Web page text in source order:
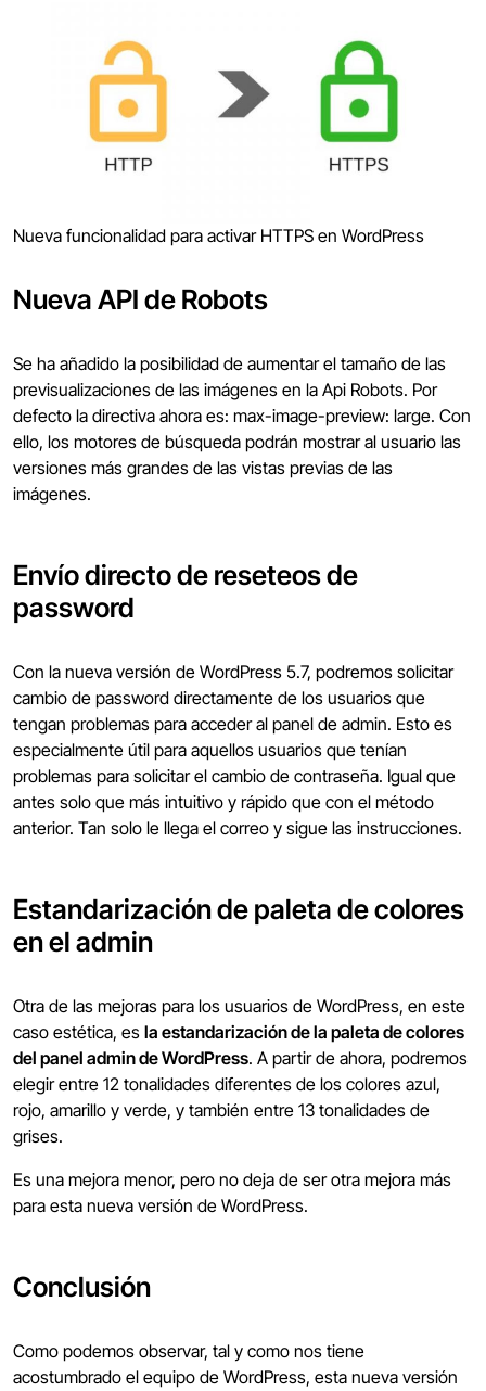
Nueva funcionalidad para activar HTTPS en WordPress
Nueva API de Robots
Se ha añadido la posibilidad de aumentar el tamaño de las
previsualizaciones de las imágenes en la Api Robots. Por
defecto la directiva ahora es: max-image-preview: large. Con
ello, los motores de búsqueda podrán mostrar al usuario las
versiones más grandes de las vistas previas de las
imágenes.
Envío directo de reseteos de
password
Con la nueva versión de WordPress 5.7, podremos solicitar
cambio de password directamente de los usuarios que
tengan problemas para acceder al panel de admin. Esto es
especialmente útil para aquellos usuarios que tenían
problemas para solicitar el cambio de contraseña. Igual que
antes solo que más intuitivo y rápido que con el método
anterior. Tan solo le llega el correo y sigue las instrucciones.
Estandarización de paleta de colores
en el admin
Otra de las mejoras para los usuarios de WordPress, en este
caso estética, es la estandarización de la paleta de colores
del panel admin de WordPress. A partir de ahora, podremos
elegir entre 12 tonalidades diferentes de los colores azul,
rojo, amarillo y verde, y también entre 13 tonalidades de
grises.
Es una mejora menor, pero no deja de ser otra mejora más
para esta nueva versión de WordPress.
Conclusión
Como podemos observar, tal y como nos tiene
acostumbrado el equipo de WordPress, esta nueva versión